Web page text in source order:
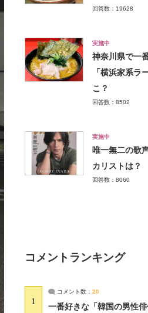
回答数：19628
実施中
神奈川県で一
「横浜家系ラ
こ？
回答数：8502
実施中
唯一無二の歌
カリストは？
回答数：8060
コメントランキング
1
コメント数： 20
一番好きな「韓国の男性俳